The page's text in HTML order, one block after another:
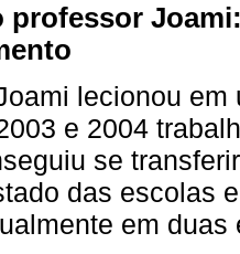
professor
lecionou
e 2004
se
das escolas
em